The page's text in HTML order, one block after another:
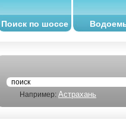
Поиск по шоссе
Например: Астрахань